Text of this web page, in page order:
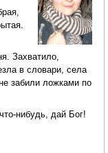
Захватило,
в словари, села
забили ложками по
нибудь, дай Бог!